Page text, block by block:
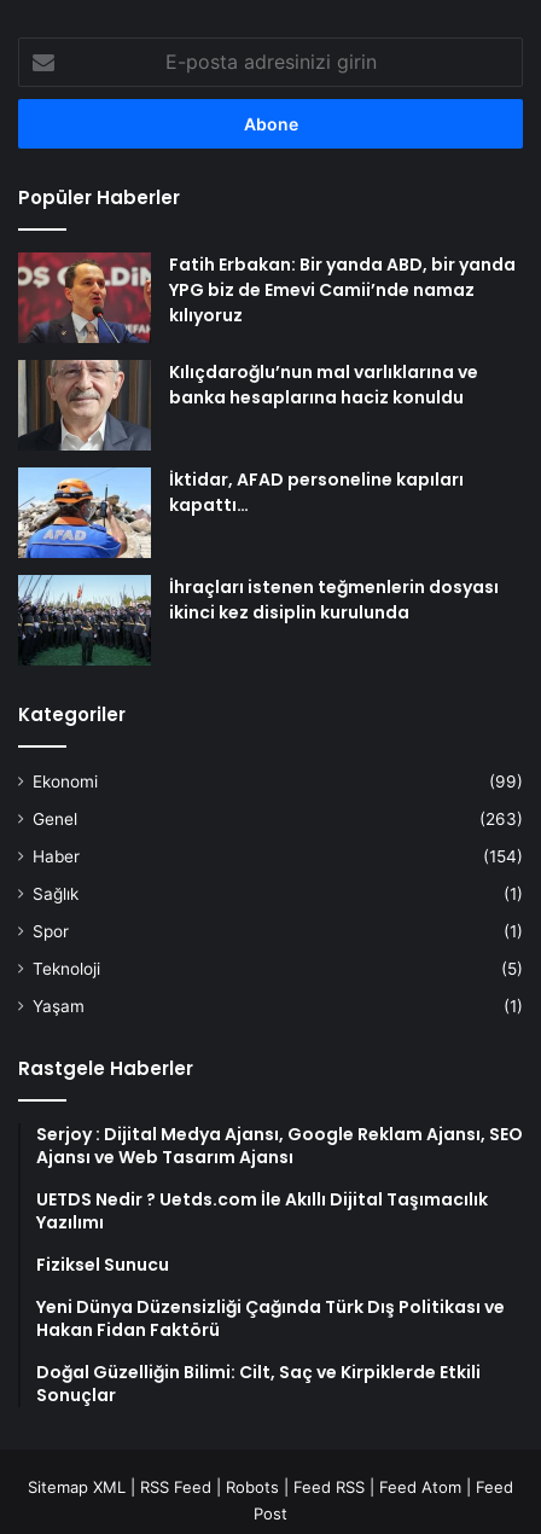
posta
adresinizi
Popüler Haberler
Fatih Erbakan: Bir yanda ABD, bir yanda
YPG biz de Emevi Camii’nde namaz
kılıyoruz
Kılıçdaroğlu’nun mal varlıklarına ve
banka hesaplarına haciz konuldu
İktidar, AFAD personeline kapıları
kapattı…
İhraçları istenen teğmenlerin dosyası
ikinci kez disiplin kurulunda
Kategoriler
Ekonomi
(99)
Genel
(263)
Haber
(154)
Sağlık
(1)
Spor
(1)
Teknoloji
(5)
Yaşam
(1)
Rastgele Haberler
Serjoy : Dijital Medya Ajansı, Google Reklam Ajansı, SEO
Ajansı ve Web Tasarım Ajansı
UETDS Nedir ? Uetds.com İle Akıllı Dijital Taşımacılık
Yazılımı
Fiziksel Sunucu
Yeni Dünya Düzensizliği Çağında Türk Dış Politikası ve
Hakan Fidan Faktörü
Doğal Güzelliğin Bilimi: Cilt, Saç ve Kirpiklerde Etkili
Sonuçlar
Sitemap XML RSS Feed Robots Feed RSS Feed Atom
Feed
Post